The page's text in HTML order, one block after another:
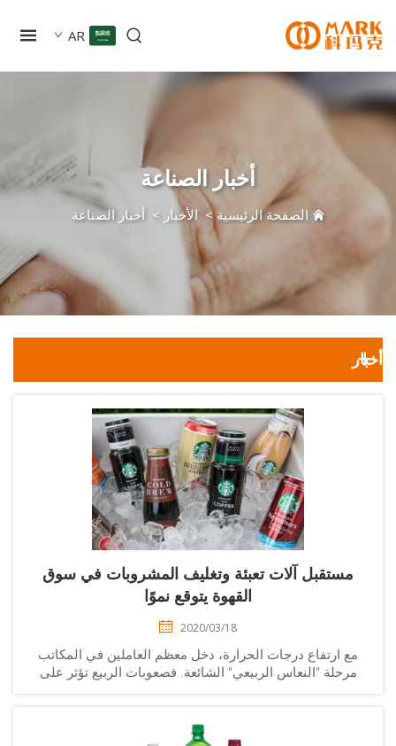
AR
أخبار الصناعة
الصفحة الرئيسية>الأخبار >أخبار الصناعة
مستقبل آلات تعبئة وتغليف المشروبات في سوق
القهوة يتوقع نموًا
2020/03/18
مع ارتفاع درجات الحرارة، دخل معظم العاملين في المكاتب
مرحلة "النعاس الربيعي" الشائعة. فصعوبات الربيع تؤثر على